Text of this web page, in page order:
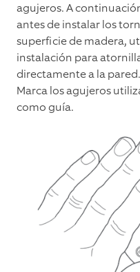
agujeros. A
antes de instalar los
superficie de madera,
instalación para
directamente a la pared.
Marca los agujeros
como guía.